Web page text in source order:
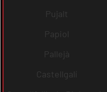
Pujalt
Papiol
Pallejà
Castellgalí